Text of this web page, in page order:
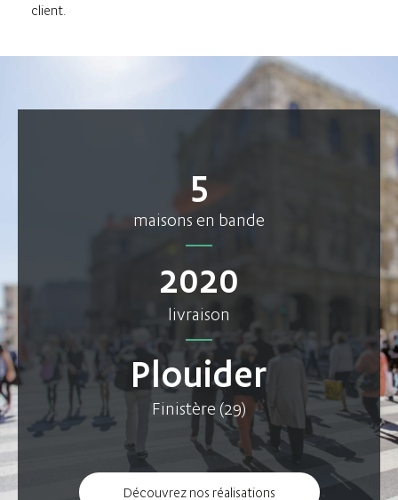
client.
5
maisons en bande
2020
livraison
Plouider
Finistère (29)
Découvrez nos réalisations